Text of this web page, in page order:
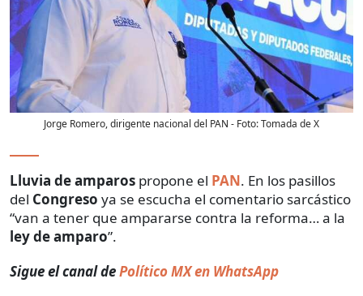
Jorge Romero, dirigente nacional del PAN - Foto:Tomada de X
Lluvia de amparos propone el PAN. En los pasillos
del Congreso ya se escucha el comentario sarcástico
“van a tener que ampararse contra la reforma… a la
ley de amparo”.
Sigue el canal dePolítico MX en WhatsApp